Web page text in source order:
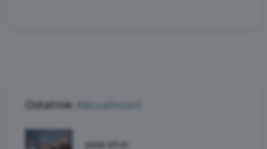
Ostatnie Aktualności